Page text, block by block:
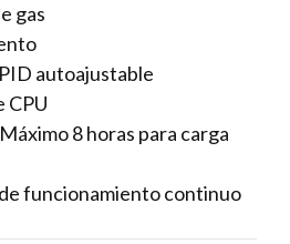
gas
autoajustable
CPU
8 horas para carga
funcionamiento continuo